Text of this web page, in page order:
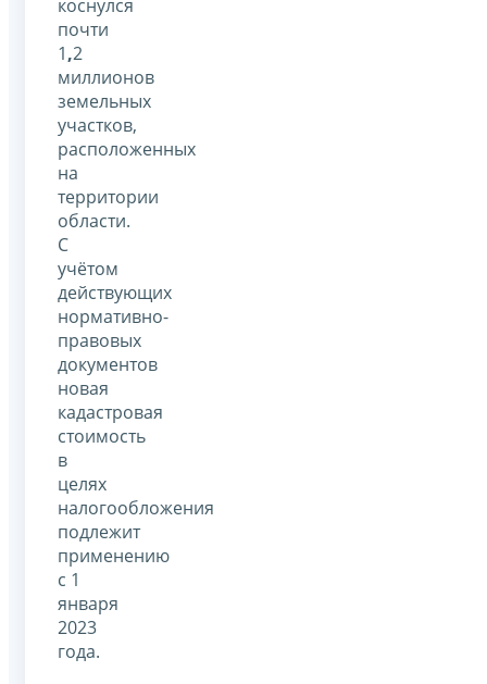
коснулся
почти
1,2
миллионов
земельных
участков,
расположенных
на
территории
области.
С
учётом
действующих
нормативно-
правовых
документов
новая
кадастровая
стоимость
в
целях
налогообложения
подлежит
применению
с 1
января
2023
года.